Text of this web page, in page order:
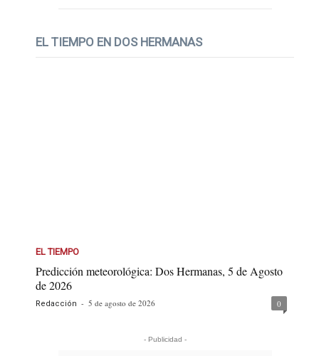
EL TIEMPO EN DOS HERMANAS
EL TIEMPO
Predicción meteorológica: Dos Hermanas, 5 de Agosto
de 2026
Redacción - 5 de agosto de 2026 0
- Publicidad -